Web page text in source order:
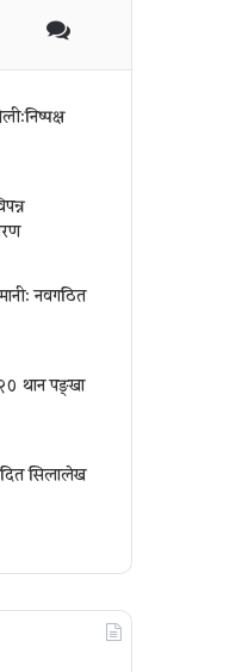
नवगठित
२० थान पङ्खा
सिलालेख